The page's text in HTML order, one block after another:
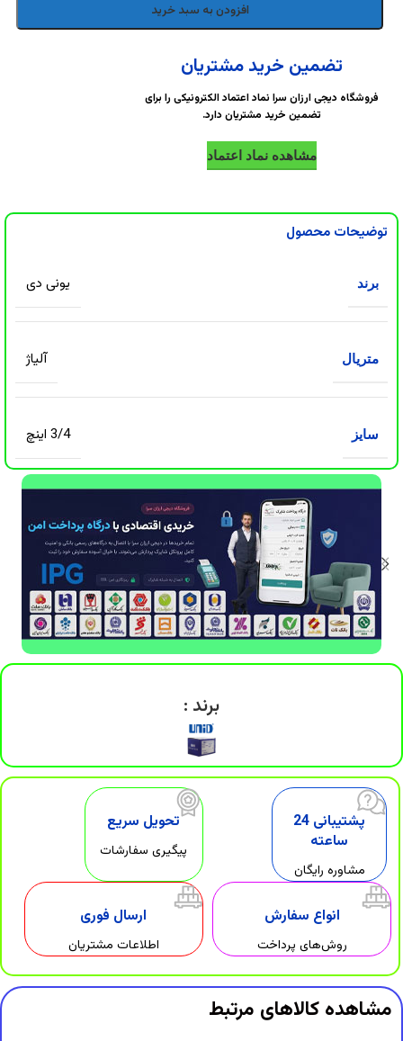
DigiArzanSara
DigiArzanSara
DigiArzanSara
DigiArzanSara
DigiArzanSara
DigiArzanSara
DigiArzanSara
DigiArzanSara
DigiArzanSara
افزودن به سبد خرید
تضمین خرید مشتریان
فروشگاه دیجی ارزان سرا نماد اعتماد الکترونیکی را برای
تضمین خرید مشتریان دارد.
مشاهده نماد اعتماد
توضیحات محصول
برند یونی دی
متریال آلیاژ
سایز 3/4 اینچ
برند :
پشتیبانی 24
ساعته
مشاوره رایگان
تحویل سریع
پیگیری سفارشات
انواع سفارش
روش‌های پرداخت
ارسال فوری
اطلاعات مشتریان
مشاهده کالاهای مرتبط